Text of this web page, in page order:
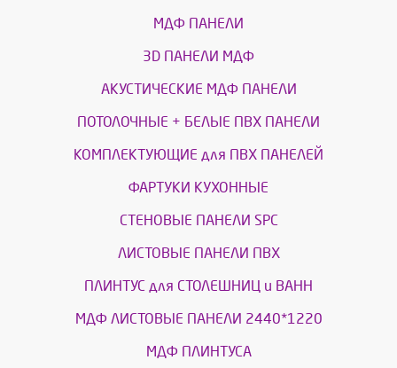
МДФ ПАНЕЛИ
3D ПАНЕЛИ МДФ
АКУСТИЧЕСКИЕ МДФ ПАНЕЛИ
ПОТОЛОЧНЫЕ + БЕЛЫЕ ПВХ ПАНЕЛИ
КОМПЛЕКТУЮЩИЕ для ПВХ ПАНЕЛЕЙ
ФАРТУКИ КУХОННЫЕ
СТЕНОВЫЕ ПАНЕЛИ SPC
ЛИСТОВЫЕ ПАНЕЛИ ПВХ
ПЛИНТУС для СТОЛЕШНИЦ и ВАНН
МДФ ЛИСТОВЫЕ ПАНЕЛИ 2440*1220
МДФ ПЛИНТУСА